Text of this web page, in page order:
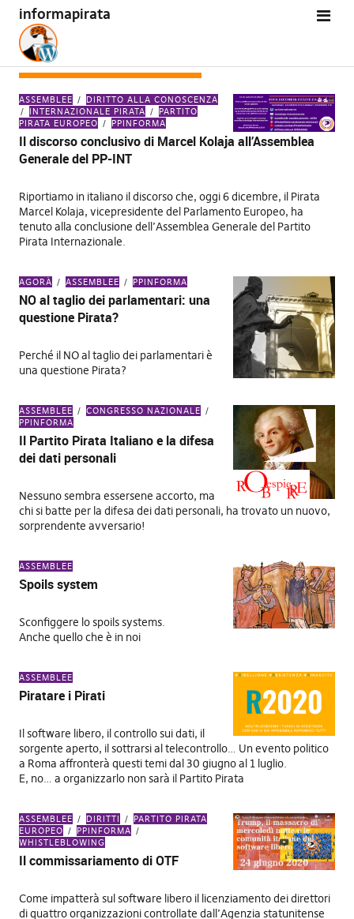
informapirata
CATEGORIA:
ASSEMBLEE
DIRITTO ALLA CONOSCENZA
INTERNAZIONALE PIRATA
PARTITO
PIRATA EUROPEO
PPINFORMA
Il discorso conclusivo di Marcel Kolaja all’Assemblea
Generale del PP-INT
Riportiamo in italiano il discorso che, oggi 6 dicembre, il Pirata
Marcel Kolaja, vicepresidente del Parlamento Europeo, ha
tenuto alla conclusione dell’Assemblea Generale del Partito
Pirata Internazionale.
AGORÀ ASSEMBLEE PPINFORMA
NO al taglio dei parlamentari: una
questione Pirata?
Perché il NO al taglio dei parlamentari è
una questione Pirata?
ASSEMBLEE
CONGRESSO NAZIONALE
PPINFORMA
Il Partito Pirata Italiano e la difesa
dei dati personali
Nessuno sembra essersene accorto, ma
chi si batte per la difesa dei dati personali, ha trovato un nuovo,
sorprendente avversario!
ASSEMBLEE
Spoils system
Sconfiggere lo spoils systems.
Anche quello che è in noi
ASSEMBLEE
Piratare i Pirati
Il software libero, il controllo sui dati, il
sorgente aperto, il sottrarsi al telecontrollo… Un evento politico
a Roma affronterà questi temi dal 30 giugno al 1 luglio.
E, no… a organizzarlo non sarà il Partito Pirata
ASSEMBLEE DIRITTI
PARTITO PIRATA
EUROPEO
PPINFORMA
WHISTLEBLOWING
Il commissariamento di OTF
Come impatterà sul software libero il licenziamento dei direttori
di quattro organizzazioni controllate dall’Agenzia statunitense